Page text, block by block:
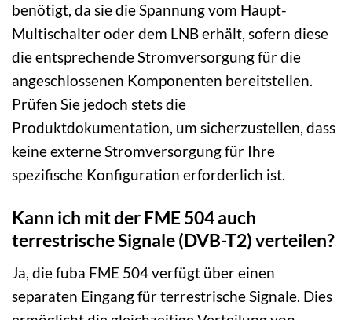
benötigt, da sie die Spannung vom Haupt-
Multischalter oder dem LNB erhält, sofern diese
die entsprechende Stromversorgung für die
angeschlossenen Komponenten bereitstellen.
Prüfen Sie jedoch stets die
Produktdokumentation, um sicherzustellen, dass
keine externe Stromversorgung für Ihre
spezifische Konfiguration erforderlich ist.
Kann ich mit der FME 504 auch
terrestrische Signale (DVB-T2) verteilen?
Ja, die fuba FME 504 verfügt über einen
separaten Eingang für terrestrische Signale. Dies